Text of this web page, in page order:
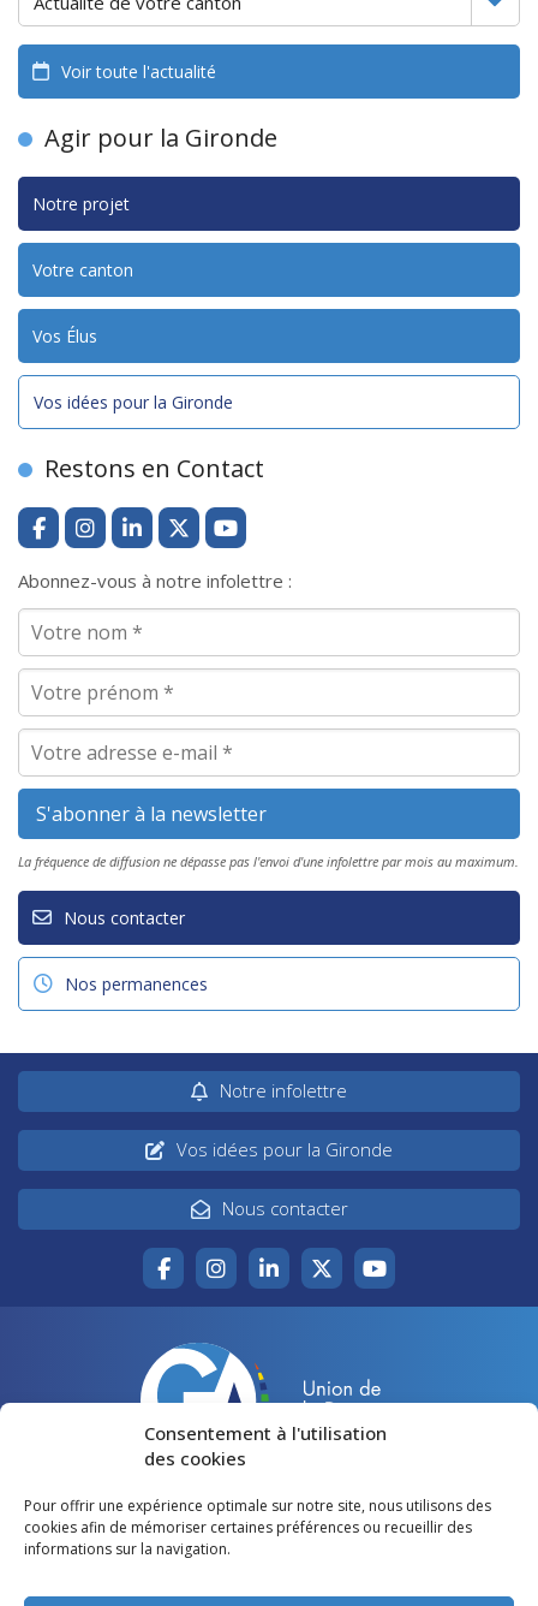
Consentement à l'utilisation
des cookies
Pour offrir une expérience optimale sur notre site, nous utilisons des
cookies afin de mémoriser certaines préférences ou recueillir des
informations sur la navigation.
Voir toute l'actualité
Agir pour la Gironde
Notre projet
Votre canton
Vos Élus
Vos idées pour la Gironde
Restons en Contact
Abonnez-vous à notre infolettre :
La fréquence de diffusion ne dépasse pas l'envoi d'une infolettre par mois au maximum.
Nous contacter
Nos permanences
Notre infolettre
Vos idées pour la Gironde
Nous contacter
Accueil
Votre canton
Lire et voir
Agir pour la Gironde
Restons en contact